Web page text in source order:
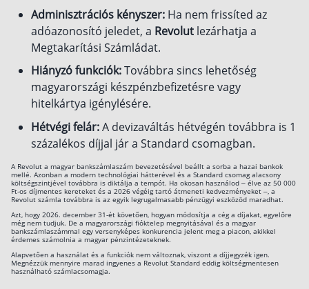
Lakáshitel
Hitelkiváltás
Vagyonbiztosítások
Kötelező biztosítás (KGFB)
Casco
Utasbiztosítás
Lakásbiztosítás útmutató – Hogyan válassz?
Lakásbiztosítás: válaszok az 50 leggyakoribb
kérdésre
Minősített Fogyasztóbarát Otthonbiztosítás
útmutató
Adminisztrációs kényszer: Ha nem frissíted az
adóazonosító jeledet, a Revolut lezárhatja a
Megtakarítási Számládat.
Hiányzó funkciók:Továbbra sincs lehetőség
magyarországi készpénzbefizetésre vagy
hitelkártya igénylésére.
Hétvégi felár:A devizaváltás hétvégén továbbra is 1
százalékos díjjal jár a Standard csomagban.
A Revolut a magyar bankszámlaszám bevezetésével beállt a sorba a hazai bankok
mellé. Azonban a modern technológiai hátterével és a Standard csomag alacsony
költségszintjével továbbra is diktálja a tempót. Ha okosan használod – élve az 50 000
Ft-os díjmentes kereteket és a 2026 végéig tartó átmeneti kedvezményeket –, a
Revolut számla továbbra is az egyik legrugalmasabb pénzügyi eszközöd maradhat.
Azt, hogy 2026. december 31-ét követően, hogyan módosítja a cég a díjakat, egyelőre
még nem tudjuk. De a magyarországi fióktelep megnyitásával és a magyar
bankszámlaszámmal egy versenyképes konkurencia jelent meg a piacon, akikkel
érdemes számolnia a magyar pénzintézeteknek.
Alapvetően a használat és a funkciók nem változnak, viszont a díjjegyzék igen.
Megnézzük mennyire marad ingyenes a Revolut Standard eddig költségmentesen
használható számlacsomagja.